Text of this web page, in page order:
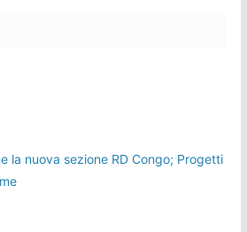
la nuova sezione RD Congo; Progetti